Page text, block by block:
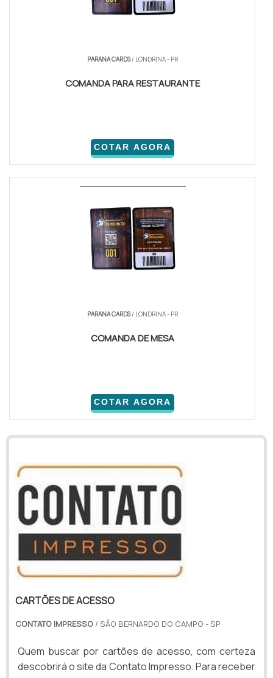
PARANA CARDS/ LONDRINA - PR
COMANDA PARA RESTAURANTE
COTAR AGORA
PARANA CARDS/ LONDRINA - PR
COMANDA DE MESA
COTAR AGORA
CARTÕES DE ACESSO
CONTATO IMPRESSO / SÃO BERNARDO DO CAMPO - SP
Quem buscar por cartões de acesso, com certeza
descobrirá o site da Contato Impresso. Para receber